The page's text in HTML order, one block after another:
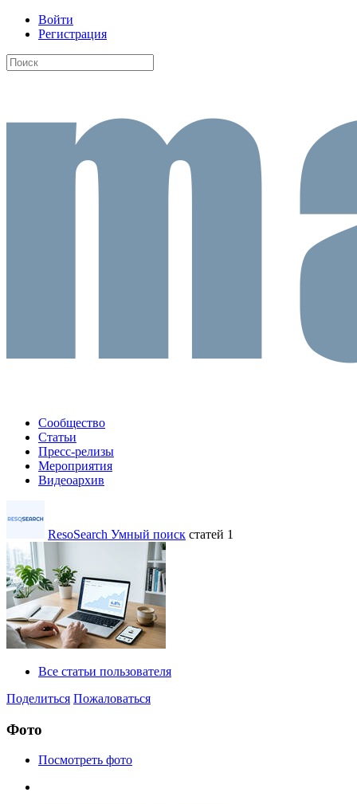
Войти
Регистрация
Сообщество
Статьи
Пресс-релизы
Мероприятия
Видеоархив
ResoSearch Умный поиск статей 1
Все статьи пользователя
Поделиться Пожаловаться
Фото
Посмотреть фото